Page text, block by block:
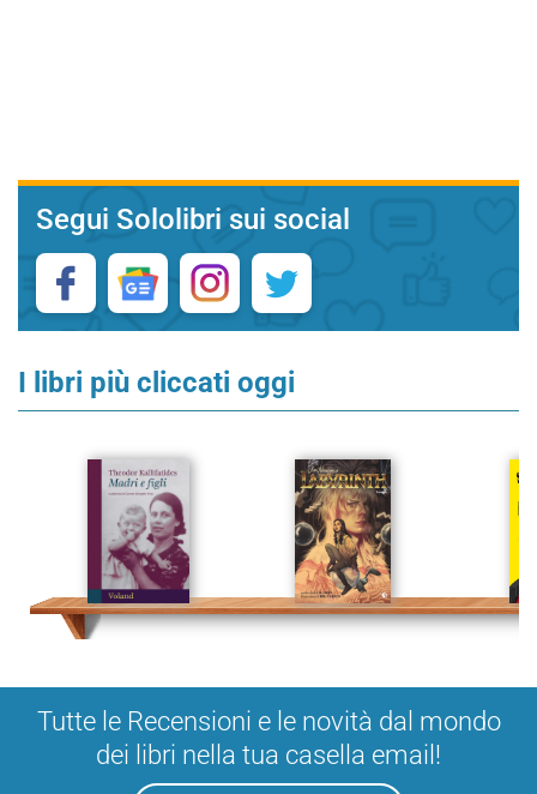
Segui Sololibri sui social
I libri più cliccati oggi
Tutte le Recensioni e le novità dal mondo
dei libri nella tua casella email!